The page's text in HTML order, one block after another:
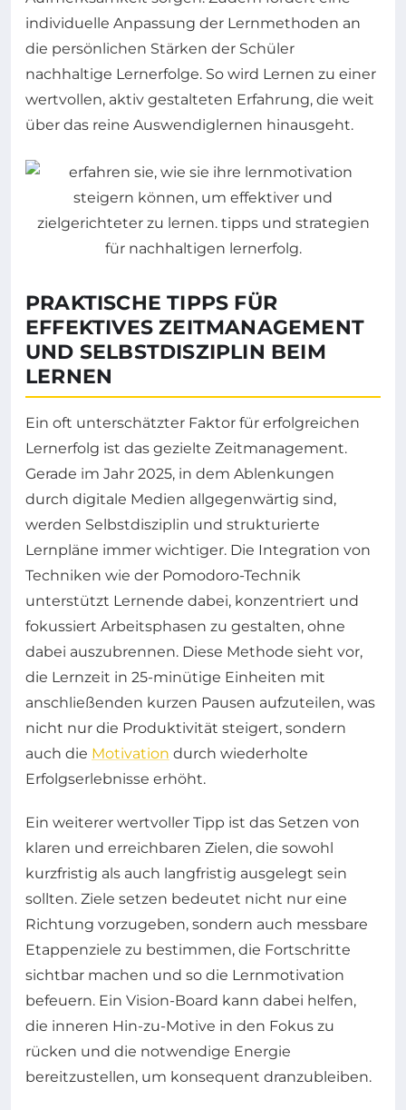
individuelle Anpassung der Lernmethoden an
die persönlichen Stärken der Schüler
nachhaltige Lernerfolge. So wird Lernen zu einer
wertvollen, aktiv gestalteten Erfahrung, die weit
über das reine Auswendiglernen hinausgeht.
PRAKTISCHE TIPPS FÜR
EFFEKTIVES ZEITMANAGEMENT
UND SELBSTDISZIPLIN BEIM
LERNEN
Ein oft unterschätzter Faktor für erfolgreichen
Lernerfolg ist das gezielte Zeitmanagement.
Gerade im Jahr 2025, in dem Ablenkungen
durch digitale Medien allgegenwärtig sind,
werden Selbstdisziplin und strukturierte
Lernpläne immer wichtiger. Die Integration von
Techniken wie der Pomodoro-Technik
unterstützt Lernende dabei, konzentriert und
fokussiert Arbeitsphasen zu gestalten, ohne
dabei auszubrennen. Diese Methode sieht vor,
die Lernzeit in 25-minütige Einheiten mit
anschließenden kurzen Pausen aufzuteilen, was
nicht nur die Produktivität steigert, sondern
auch die Motivation durch wiederholte
Erfolgserlebnisse erhöht.
Ein weiterer wertvoller Tipp ist das Setzen von
klaren und erreichbaren Zielen, die sowohl
kurzfristig als auch langfristig ausgelegt sein
sollten. Ziele setzen bedeutet nicht nur eine
Richtung vorzugeben, sondern auch messbare
Etappenziele zu bestimmen, die Fortschritte
sichtbar machen und so die Lernmotivation
befeuern. Ein Vision-Board kann dabei helfen,
die inneren Hin-zu-Motive in den Fokus zu
rücken und die notwendige Energie
bereitzustellen, um konsequent dranzubleiben.